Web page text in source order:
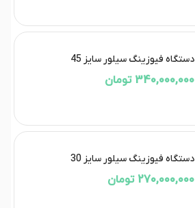
دستگاه فیوزینگ سیلور سایز 45
340,000,000 تومان
دستگاه فیوزینگ سیلور سایز 30
270,000,000 تومان